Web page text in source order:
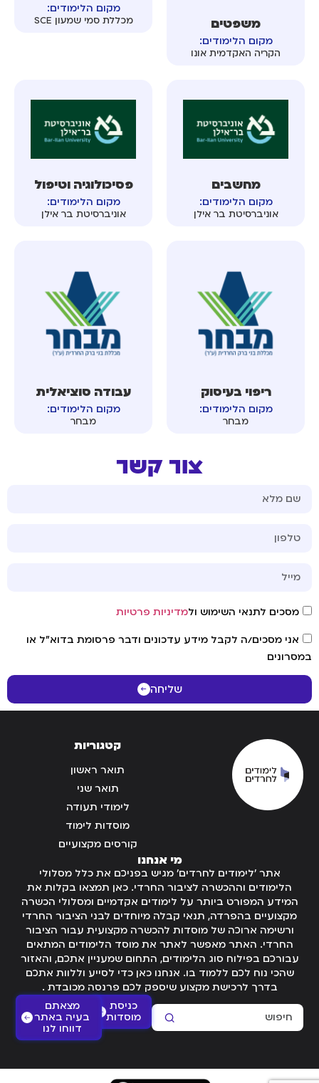
משפטים
מקום הלימודים:
הקריה האקדמית אונו
מקום הלימודים:
מכללת סמי שמעון SCE
מחשבים
מקום הלימודים:
אוניברסיטת בר אילן
פסיכולוגיה וטיפול
מקום הלימודים:
אוניברסיטת בר אילן
ריפוי בעיסוק
מקום הלימודים:
מבחר
עבודה סוציאלית
מקום הלימודים:
מבחר
צור קשר
מסכים לתנאי השימוש ולמדיניות פרטיות
אני מסכים/ה לקבל מידע עדכונים ודבר פרסומת בדוא"ל או
במסרונים
שליחה
מי אנחנו
אתר 'לימודים לחרדים' מגיש בפניכם את כלל מסלולי
הלימודים וההכשרה לציבור החרדי. כאן תמצאו בקלות את
המידע המפורט ביותר על לימודים אקדמיים ומסלולי הכשרה
מקצועיים בהפרדה, תנאי קבלה מיוחדים לבני הציבור החרדי
ורשימה ארוכה של מוסדות להכשרה מקצועית עבור הציבור
החרדי. האתר מאפשר לאתר את מוסד הלימודים המתאים
עבורכם בפילוח סוג הלימודים, התחום שמעניין אתכם, והאזור
שהכי נוח לכם ללמוד בו. אנחנו כאן כדי לסייע וללוות אתכם
בדרך לרכישת מקצוע שיספק לכם פרנסה מכובדת .
קטגוריות
תואר ראשון
תואר שני
לימודי תעודה
מוסדות לימוד
קורסים מקצועיים
כניסת
מוסדות
מצאתם
בעיה באתר
דווחו לנו